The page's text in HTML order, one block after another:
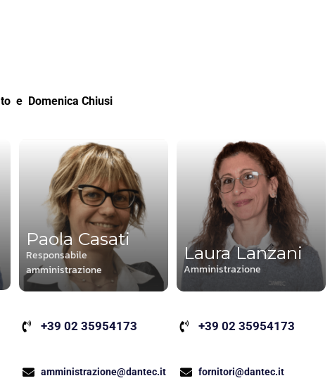
e Domenica Chiusi
Paola Casati
Responsabile
amministrazione
+39 02 35954173
amministrazione@dantec.it
Laura Lanzani
Amministrazione
+39 02 35954173
fornitori@dantec.it